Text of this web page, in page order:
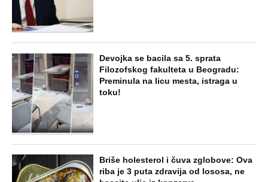
Devojka se bacila sa 5. sprata
Filozofskog fakulteta u Beogradu:
Preminula na licu mesta, istraga u
toku!
Briše holesterol i čuva zglobove: Ova
riba je 3 puta zdravija od lososa, ne